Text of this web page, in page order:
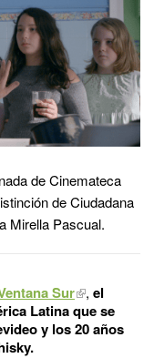
de Cinemateca
de Ciudadana
Mirella Pascual.
Sur , el
Latina que se
y los 20 años